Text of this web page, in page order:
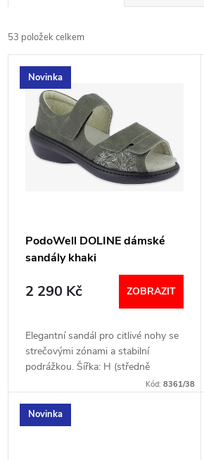
a
z
e
53 položek celkem
V
u
k
Novinka
PodoWell DOLINE dámské
sandály khaki
2 290 Kč ZOBRAZIT
Elegantní sandál pro citlivé nohy se
strečovými zónami a stabilní
podrážkou. Šířka: H (středně
široká) VELIKOSTNÍ TABULKA
Kód:8361/38
Novinka